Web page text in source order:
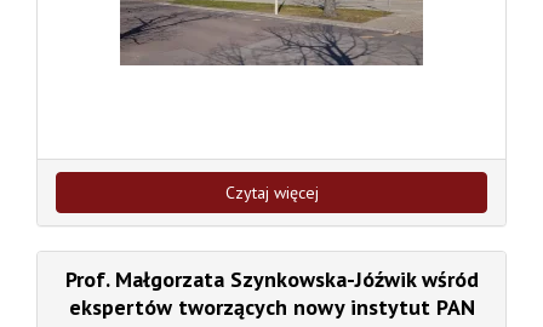
Czytaj więcej
Prof. Małgorzata Szynkowska-Jóźwik wśród
ekspertów tworzących nowy instytut PAN